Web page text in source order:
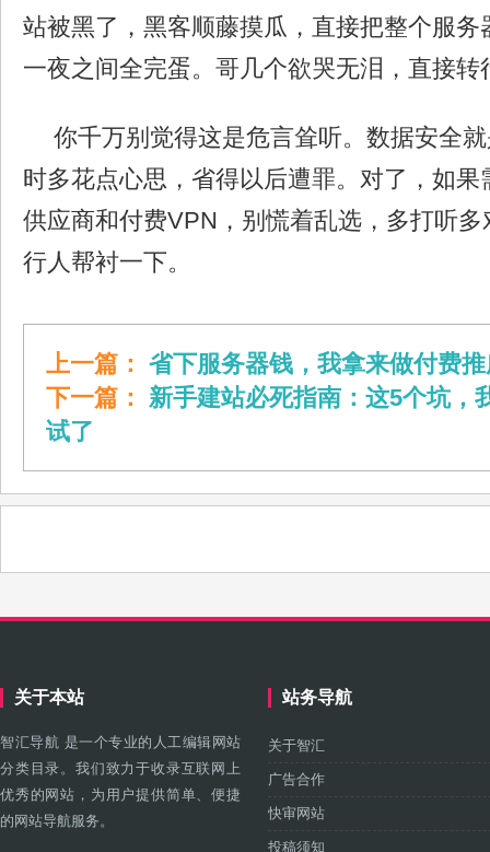
站被黑了，黑客顺藤摸瓜，直接把整个服务
一夜之间全完蛋。哥几个欲哭无泪，直接转
你千万别觉得这是危言耸听。数据安全
时多花点心思，省得以后遭罪。对了，如
供应商和付费VPN，别慌着乱选，多打听
行人帮衬一下。
上一篇： 省下服务器钱，我拿来做付费
下一篇： 新手建站必死指南：这5个坑，
试了
关于本站
智汇导航 是一个专业的人工编辑网站
分类目录。我们致力于收录互联网上
优秀的网站，为用户提供简单、便捷
的网站导航服务。
站务导航
关于智汇
广告合作
快审网站
投稿须知